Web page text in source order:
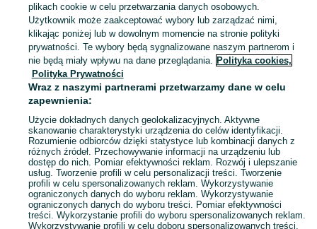
Sprawdź najnowsze ogłoszenia o zagubionych i znalezionych zwierzętach w Polsce ▶️ Psy, koty i inne ☝ Pomóż pupilom bezpiecznie wrócić do domu na OLX.pl!
Mapa kategorii
Mapa miejscowości
Mapa ministron
Popularne wyszukiwania
plikach cookie w celu przetwarzania danych osobowych.
Użytkownik może zaakceptować wybory lub zarządzać nimi,
klikając poniżej lub w dowolnym momencie na stronie polityki
prywatności. Te wybory będą sygnalizowane naszym partnerom i
nie będą miały wpływu na dane przeglądania. Polityka cookies,
Polityka Prywatności
Wraz z naszymi partnerami przetwarzamy dane w celu
zapewnienia:
Użycie dokładnych danych geolokalizacyjnych. Aktywne
skanowanie charakterystyki urządzenia do celów identyfikacji.
Rozumienie odbiorców dzięki statystyce lub kombinacji danych z
różnych źródeł. Przechowywanie informacji na urządzeniu lub
dostęp do nich. Pomiar efektywności reklam. Rozwój i ulepszanie
usług. Tworzenie profili w celu personalizacji treści. Tworzenie
profili w celu spersonalizowanych reklam. Wykorzystywanie
ograniczonych danych do wyboru reklam. Wykorzystywanie
ograniczonych danych do wyboru treści. Pomiar efektywności
treści. Wykorzystanie profili do wyboru spersonalizowanych reklam.
Wykorzystywanie profili w celu doboru spersonalizowanych treści.